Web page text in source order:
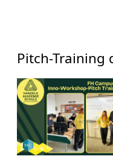
Pitch-Training